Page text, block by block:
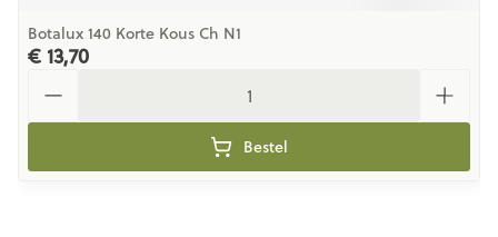
Botalux 140 Korte Kous Ch N1
€ 13,70
Bestel